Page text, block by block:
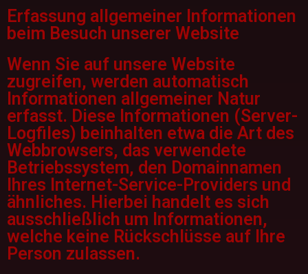
Erfassung allgemeiner Informationen
beim Besuch unserer Website
Wenn Sie auf unsere Website
zugreifen, werden automatisch
Informationen allgemeiner Natur
erfasst. Diese Informationen (Server-
Logfiles) beinhalten etwa die Art des
Webbrowsers, das verwendete
Betriebssystem, den Domainnamen
Ihres Internet-Service-Providers und
ähnliches. Hierbei handelt es sich
ausschließlich um Informationen,
welche keine Rückschlüsse auf Ihre
Person zulassen.